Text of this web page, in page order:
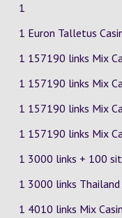
1
1 Euron Talletus
1 157190 links Mix
1 157190 links Mix
1 157190 links Mix
1 157190 links Mix
1 3000 links + 100
1 3000 links Thailand
1 4010 links Mix